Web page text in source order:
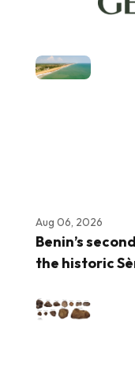
Aug 06, 2026
Benin’s
the historic